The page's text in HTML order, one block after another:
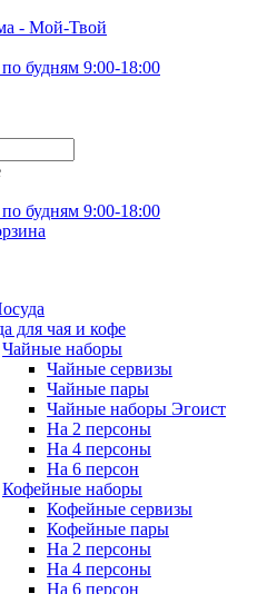
по будням 9:00-18:00
по будням 9:00-18:00
для чая и кофе
Чайные наборы
Чайные сервизы
Чайные пары
Чайные наборы Эгоист
На 2 персоны
На 4 персоны
На 6 персон
Кофейные наборы
Кофейные сервизы
Кофейные пары
На 2 персоны
На 4 персоны
На 6 персон